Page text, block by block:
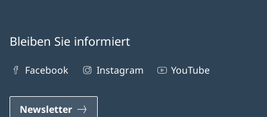
Bleiben Sie informiert
Facebook Instagram YouTube
Newsletter